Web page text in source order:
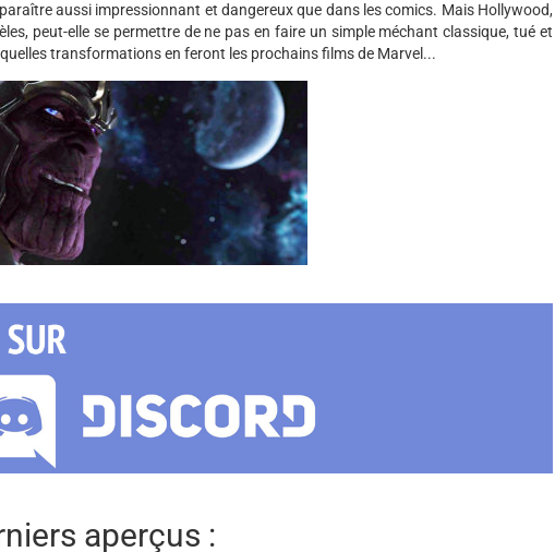
aussi impressionnant et dangereux que dans les comics. Mais Hollywood,
peut-elle se permettre de ne pas en faire un simple méchant classique, tué et
transformations en feront les prochains films de Marvel...
aperçus :